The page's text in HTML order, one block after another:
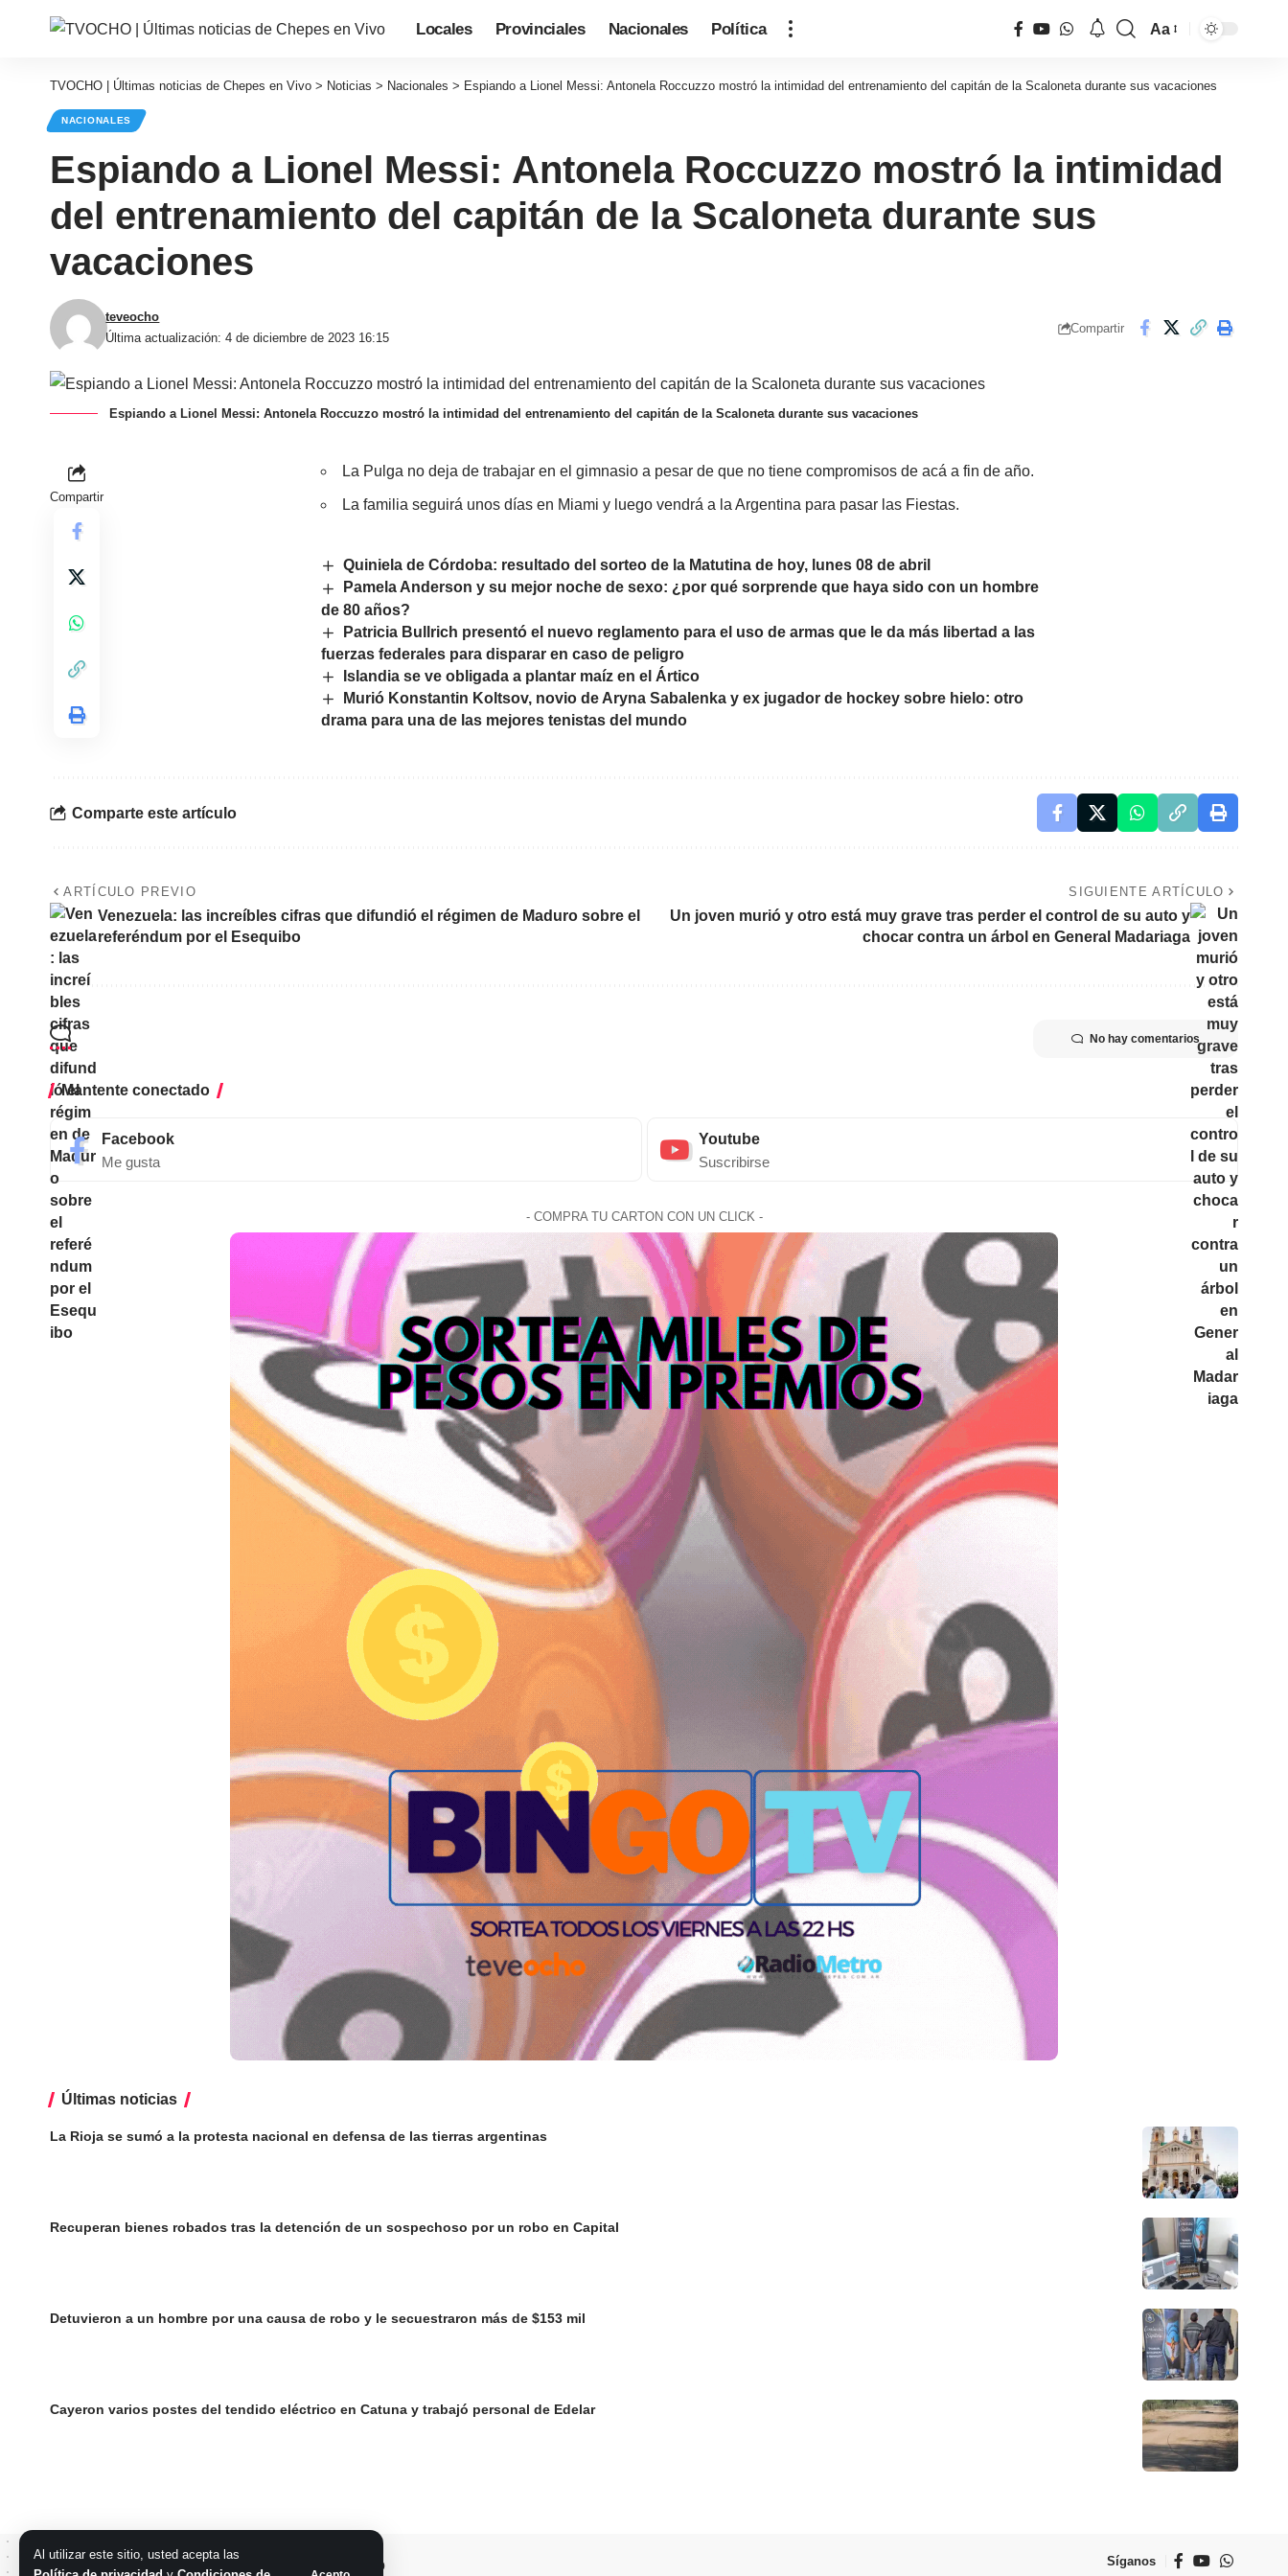
Al utilizar este sitio, usted acepta las
Locales Provinciales Nacionales Política
fuente
Aa
TVOCHO | Últimas noticias de Chepes en Vivo > Noticias > Nacionales > Espiando a Lionel Messi: Antonela Roccuzzo mostró la intimidad del entrenamiento del capitán de la Scaloneta durante sus vacaciones
NACIONALES
Espiando a Lionel Messi: Antonela Roccuzzo mostró la intimidad
del entrenamiento del capitán de la Scaloneta durante sus
vacaciones
Última actualización: 4 de diciembre de 2023 16:15
teveocho
Compartir
Espiando a Lionel Messi: Antonela Roccuzzo mostró la intimidad del entrenamiento del capitán de la Scaloneta durante sus vacaciones
Compartir
La Pulga no deja de trabajar en el gimnasio a pesar de que no tiene compromisos de acá a fin de año.
La familia seguirá unos días en Miami y luego vendrá a la Argentina para pasar las Fiestas.
Quiniela de Córdoba: resultado del sorteo de la Matutina de hoy, lunes 08 de abril
Pamela Anderson y su mejor noche de sexo: ¿por qué sorprende que haya sido con un hombre
de 80 años?
Patricia Bullrich presentó el nuevo reglamento para el uso de armas que le da más libertad a las
fuerzas federales para disparar en caso de peligro
Islandia se ve obligada a plantar maíz en el Ártico
Murió Konstantin Koltsov, novio de Aryna Sabalenka y ex jugador de hockey sobre hielo: otro
drama para una de las mejores tenistas del mundo
Comparte este artículo
ARTÍCULO PREVIO
Venezuela: las increíbles cifras que difundió el régimen de Maduro sobre el
referéndum por el Esequibo
SIGUIENTE ARTÍCULO
Un joven murió y otro está muy grave tras perder el control de su auto y
chocar contra un árbol en General Madariaga
No hay comentarios
Mantente conectado
Facebook
Me gusta
Youtube
Suscribirse
- COMPRA TU CARTON CON UN CLICK -
Últimas noticias
La Rioja se sumó a la protesta nacional en defensa de las tierras argentinas
Recuperan bienes robados tras la detención de un sospechoso por un robo en Capital
Detuvieron a un hombre por una causa de robo y le secuestraron más de $153 mil
Cayeron varios postes del tendido eléctrico en Catuna y trabajó personal de Edelar
Síganos